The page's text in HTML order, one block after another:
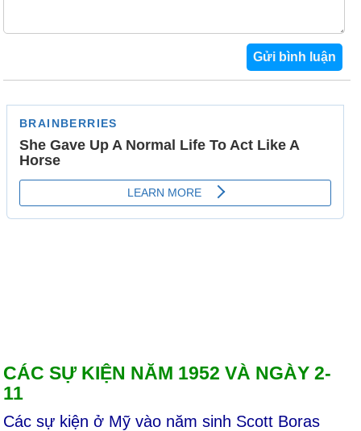
CÁC SỰ KIỆN NĂM 1952 VÀ NGÀY 2-
11
Các sự kiện ở Mỹ vào năm sinh Scott Boras